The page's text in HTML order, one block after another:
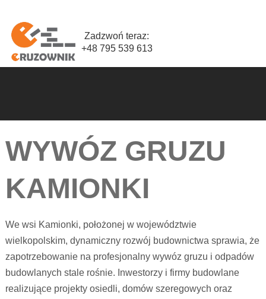
Zadzwoń teraz:
+48 795 539 613
WYWÓZ GRUZU
KAMIONKI
We wsi Kamionki, położonej w województwie
wielkopolskim, dynamiczny rozwój budownictwa sprawia, że
zapotrzebowanie na profesjonalny wywóz gruzu i odpadów
budowlanych stale rośnie. Inwestorzy i firmy budowlane
realizujące projekty osiedli, domów szeregowych oraz